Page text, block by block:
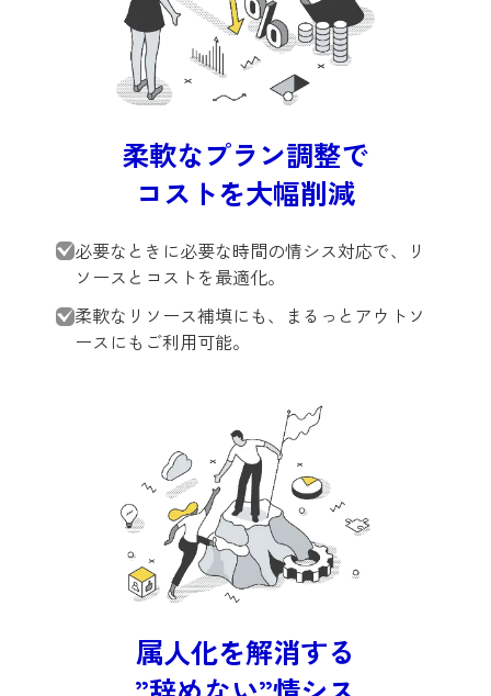
柔軟なプラン調整で
コストを大幅削減
必要なときに必要な時間の情シス対応で、リ
ソースとコストを最適化。
柔軟なリソース補填にも、まるっとアウトソ
ースにもご利用可能。
属人化を解消する